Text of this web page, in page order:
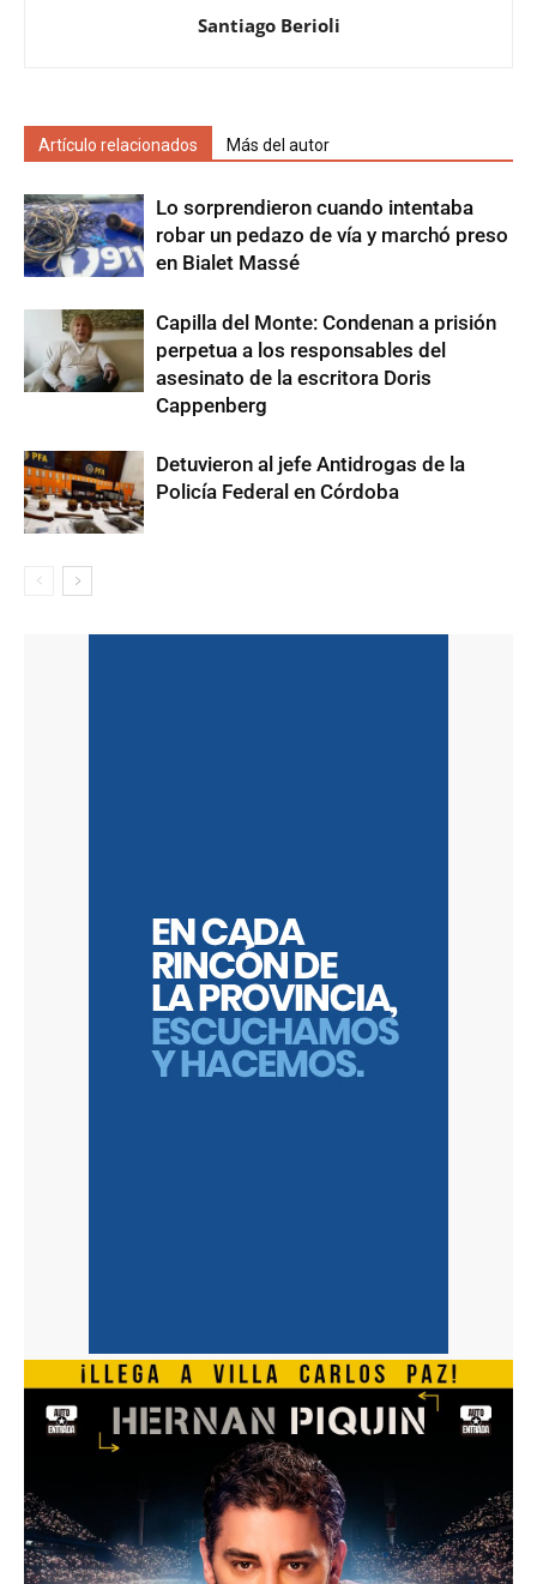
Santiago Berioli
Artículo relacionados Más del autor
Lo sorprendieron cuando intentaba
robar un pedazo de vía y marchó preso
en Bialet Massé
Capilla del Monte: Condenan a prisión
perpetua a los responsables del
asesinato de la escritora Doris
Cappenberg
Detuvieron al jefe Antidrogas de la
Policía Federal en Córdoba